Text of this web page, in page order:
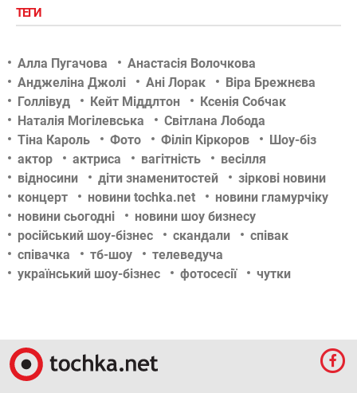
ТЕГИ
Алла Пугачова
Анастасія Волочкова
Анджеліна Джолі
Ані Лорак
Віра Брежнєва
Голлівуд
Кейт Міддлтон
Ксенія Собчак
Наталія Могілевська
Світлана Лобода
Тіна Кароль
Фото Філіп Кіркоров
Шоу-біз
актор
актриса вагітність
весілля
відносини
діти знаменитостей
зіркові новини
концерт
новини tochka.net
новини гламурчіку
новини сьогодні
новини шоу бизнесу
російський шоу-бізнес
скандали
співак
співачка
тб-шоу
телеведуча
український шоу-бізнес
фотосесії чутки